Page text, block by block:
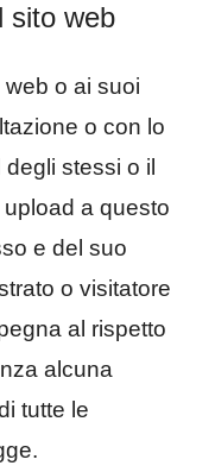
sito web
web o ai suoi
o con lo
stessi o il
a questo
e del suo
o visitatore
al rispetto
alcuna
tutte le